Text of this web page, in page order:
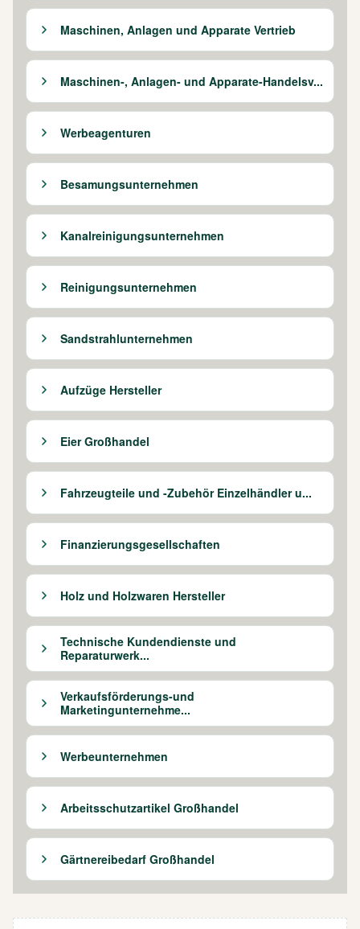
Maschinen, Anlagen und Apparate Vertrieb
Maschinen-, Anlagen- und Apparate-Handelsv...
Werbeagenturen
Besamungsunternehmen
Kanalreinigungsunternehmen
Reinigungsunternehmen
Sandstrahlunternehmen
Aufzüge Hersteller
Eier Großhandel
Fahrzeugteile und -Zubehör Einzelhändler u...
Finanzierungsgesellschaften
Holz und Holzwaren Hersteller
Technische Kundendienste und
Reparaturwerk...
Verkaufsförderungs-und
Marketingunternehme...
Werbeunternehmen
Arbeitsschutzartikel Großhandel
Gärtnereibedarf Großhandel